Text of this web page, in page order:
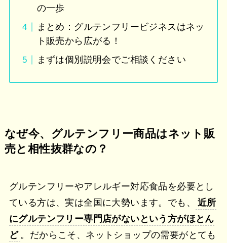
の一歩
まとめ：グルテンフリービジネスはネッ
ト販売から広がる！
まずは個別説明会でご相談ください
なぜ今、グルテンフリー商品はネット販
売と相性抜群なの？
グルテンフリーやアレルギー対応食品を必要とし
ている方は、実は全国に大勢います。でも、
近所
にグルテンフリー専門店がないという方がほとん
ど 。だからこそ、ネットショップの需要がとても